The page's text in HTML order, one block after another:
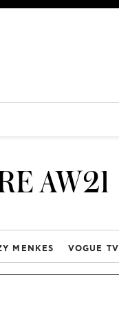
AW21
MENKES VOGUE TV